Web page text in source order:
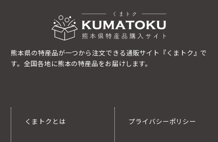
熊本県の特産品が一つから注文できる通販サイト『くまトク』で
す。全国各地に熊本の特産品をお届けします。
くまトクとは プライバシーポリシー